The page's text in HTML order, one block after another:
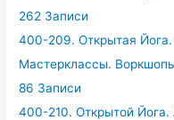
262 Записи
400-209. Открытая Йога.
Мастерклассы.
86 Записи
400-210. Открытой Йога.